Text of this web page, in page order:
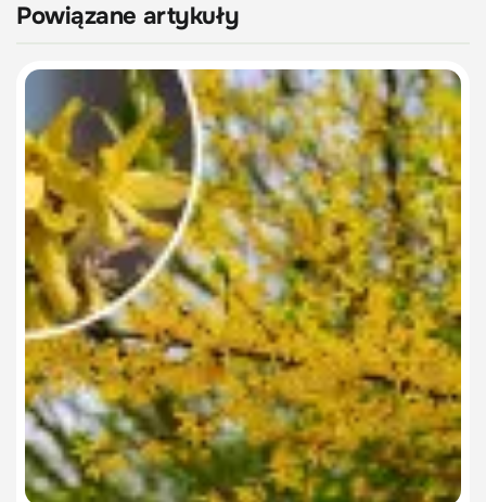
Powiązane artykuły